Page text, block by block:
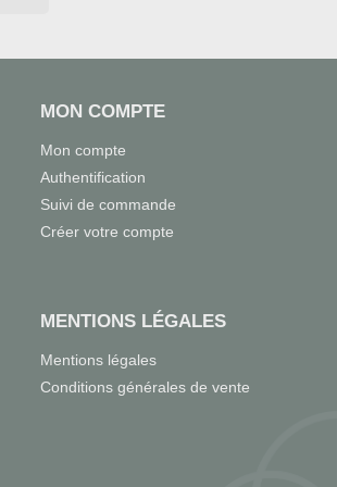
MON COMPTE
Mon compte
Authentification
Suivi de commande
Créer votre compte
MENTIONS LÉGALES
Mentions légales
Conditions générales de vente